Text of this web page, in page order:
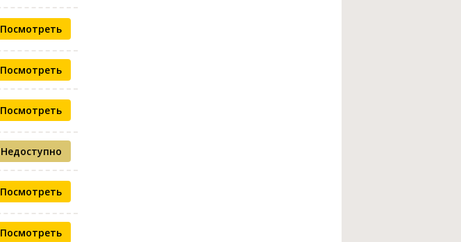
Посмотреть
Посмотреть
Посмотреть
Недоступно
Посмотреть
Посмотреть